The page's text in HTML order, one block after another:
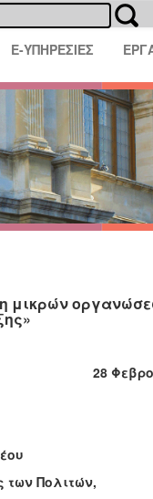
E-ΥΠΗΡΕΣΙΕΣ
μικρών
28
των Πολιτών,